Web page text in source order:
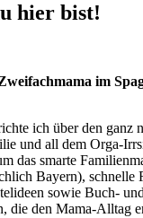
hier bist!
im
ich über den ganz
und all dem Orga-
das smarte
Bayern), schnelle
sowie Buch- und
die den Mama-Alltag